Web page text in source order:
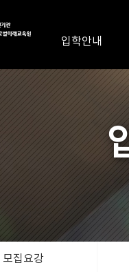
입학안내
모집요강